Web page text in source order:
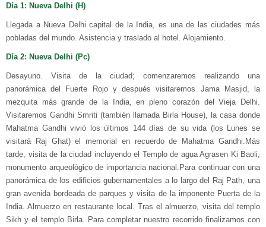
Día 1: Nueva Delhi (H)
Llegada a Nueva Delhi capital de la India, es una de las ciudades más
pobladas del mundo. Asistencia y traslado al hotel. Alojamiento.
Día 2: Nueva Delhi (Pc)
Desayuno. Visita de la ciudad; comenzaremos realizando una
panorámica del Fuerte Rojo y después visitaremos Jama Masjid, la
mezquita más grande de la India, en pleno corazón del Vieja Delhi.
Visitaremos Gandhi Smriti (también llamada Birla House), la casa donde
Mahatma Gandhi vivió los últimos 144 días de su vida (los Lunes se
visitará Raj Ghat) el memorial en recuerdo de Mahatma Gandhi.Más
tarde, visita de la ciudad incluyendo el Templo de agua Agrasen Ki Baoli,
monumento arqueológico de importancia nacional.Para continuar con una
panorámica de los edificios gubernamentales a lo largo del Raj Path, una
gran avenida bordeada de parques y visita de la imponente Puerta de la
India. Almuerzo en restaurante local. Tras el almuerzo, visita del templo
Sikh y el templo Birla. Para completar nuestro recorrido finalizamos con